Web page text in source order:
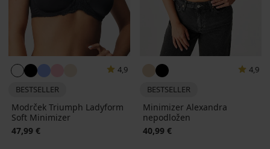
4,9
BESTSELLER
Modrček Triumph Ladyform
Soft Minimizer
47,99 €
4,9
BESTSELLER
Minimizer Alexandra
nepodložen
40,99 €